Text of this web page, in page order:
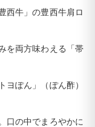
西牛」の豊西牛肩ロ
を両方味わえる「帯
ぽん」（ぽん酢）
口の中でまろやかに